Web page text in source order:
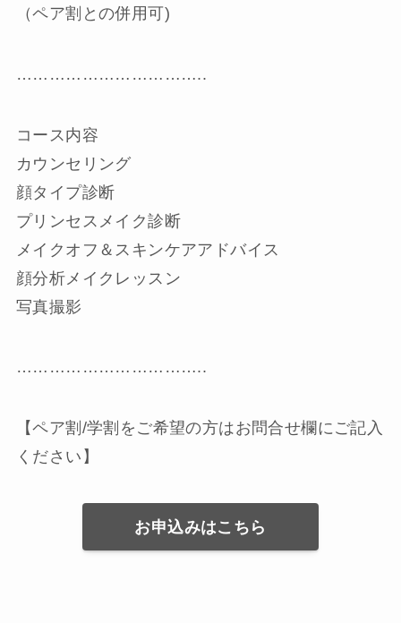
（ペア割との併用可)
……………………………..
コース内容
カウンセリング
顔タイプ診断
プリンセスメイク診断
メイクオフ＆スキンケアアドバイス
顔分析メイクレッスン
写真撮影
……………………………..
【ペア割/学割をご希望の方はお問合せ欄にご記入
ください】
お申込みはこちら